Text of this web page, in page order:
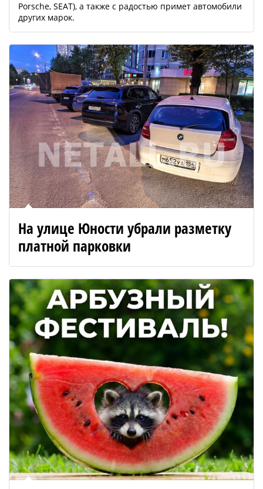
Porsche, SEAT), а также с радостью примет автомобили
других марок.
На улице Юности убрали разметку
платной парковки